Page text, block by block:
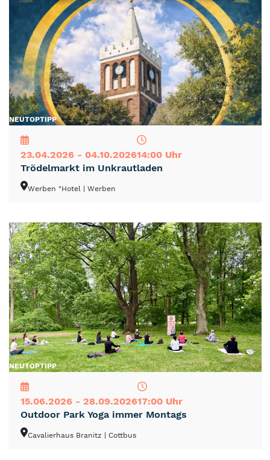
NEUTOPTIPP
23.04.2026 - 04.10.202614:00 Uhr
Trödelmarkt im Unkrautladen
Werben "Hotel | Werben
NEUTOPTIPP
15.06.2026 - 28.09.202617:00 Uhr
Outdoor Park Yoga immer Montags
Cavalierhaus Branitz | Cottbus